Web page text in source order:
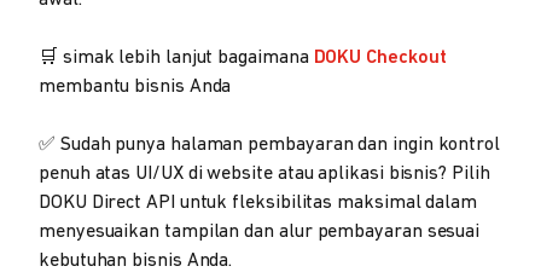
🛒 simak lebih lanjut bagaimana DOKU Checkout
membantu bisnis Anda
✅ Sudah punya halaman pembayaran dan ingin kontrol
penuh atas UI/UX di website atau aplikasi bisnis? Pilih
DOKU Direct API untuk fleksibilitas maksimal dalam
menyesuaikan tampilan dan alur pembayaran sesuai
kebutuhan bisnis Anda.